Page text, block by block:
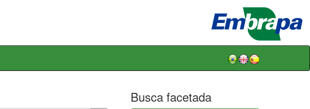
Busca facetada